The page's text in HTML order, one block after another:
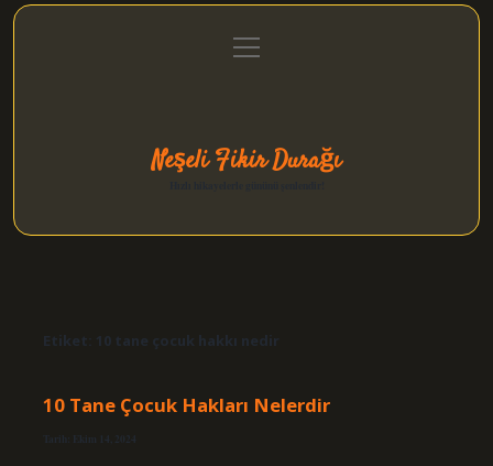
Gizlilik Politikası
menüyü
aç
Neşeli Fikir Durağı
Etiket: 10 tane çocuk hakkı nedir
10 Tane Çocuk Hakları Nelerdir
Tarih: Ekim 14, 2024